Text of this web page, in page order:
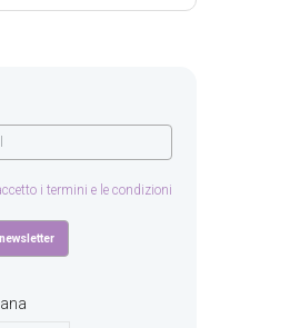
i termini e le condizioni